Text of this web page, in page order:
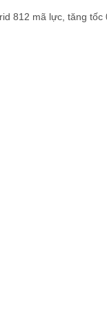
812 mã lực, tăng tốc